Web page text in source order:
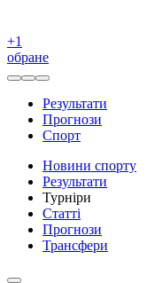
+1
обране
Результати
Прогнози
Спорт
Новини спорту
Результати
Турніри
Статті
Прогнози
Трансфери